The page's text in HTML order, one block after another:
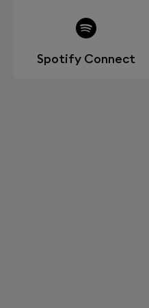
Spotify Connect